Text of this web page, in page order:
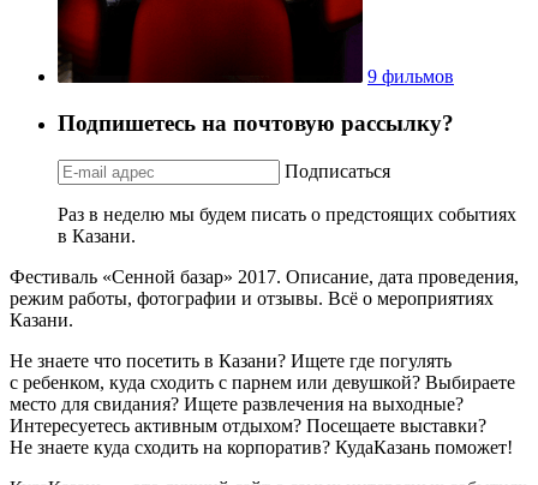
9 фильмов
Подпишетесь на почтовую рассылку?
Подписаться
Раз в неделю мы будем писать о предстоящих событиях
в Казани.
Фестиваль «Сенной базар» 2017. Описание, дата проведения,
режим работы, фотографии и отзывы. Всё о мероприятиях
Казани.
Не знаете что посетить в Казани? Ищете где погулять
с ребенком, куда сходить с парнем или девушкой? Выбираете
место для свидания? Ищете развлечения на выходные?
Интересуетесь активным отдыхом? Посещаете выставки?
Не знаете куда сходить на корпоратив? КудаКазань поможет!